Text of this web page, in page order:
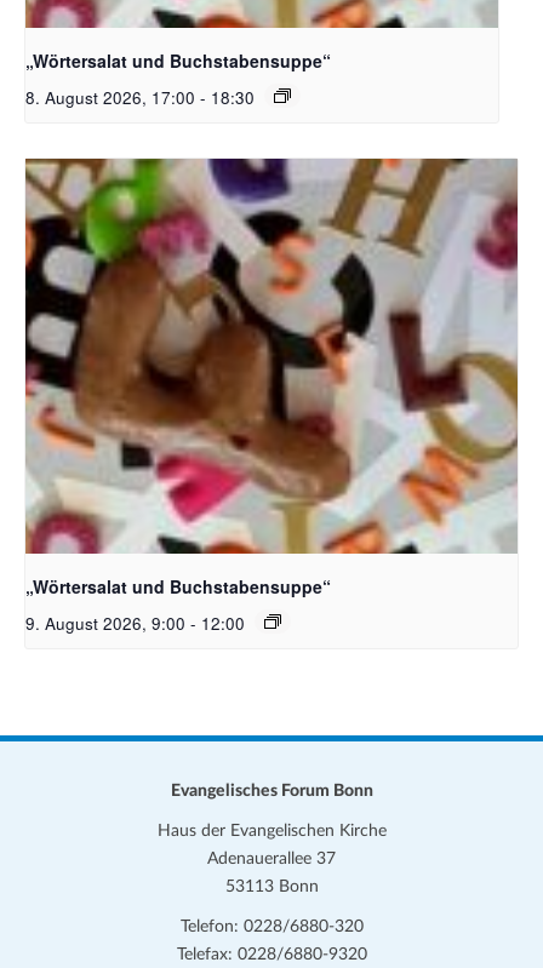
Bildquelle_ Pixabay Free_Christoph Meinersmann
„Wörtersalat und Buchstabensuppe“
8. August 2026, 17:00 - 18:30
Bildquelle_ Pixabay Free_Christoph Meinersmann
„Wörtersalat und Buchstabensuppe“
9. August 2026, 9:00 - 12:00
Evangelisches Forum Bonn
Haus der Evangelischen Kirche
Adenauerallee 37
53113 Bonn
Telefon: 0228/6880-320
Telefax: 0228/6880-9320